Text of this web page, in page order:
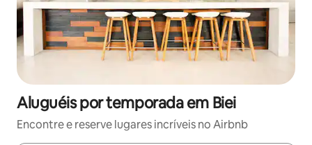
Aluguéis por temporada em Biei
Encontre e reserve lugares incríveis no Airbnb